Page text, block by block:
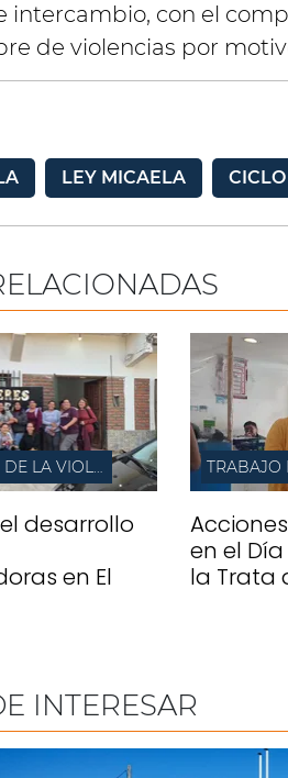
intercambio, con el
de violencias por
LEY MICAELA
desarrollo
en El
TRABAJO
en el
la Trata
INTERESAR